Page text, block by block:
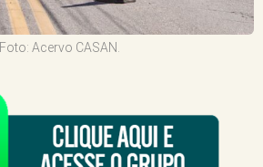
Foto: Acervo CASAN.